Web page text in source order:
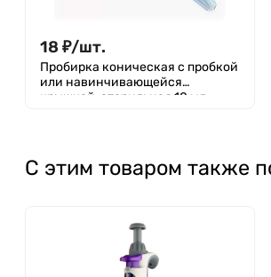
18 ₽/шт.
Пробирка коническая с пробкой
или навинчивающейся
крышкой, стерильная 10 мл,
С этим товаром также